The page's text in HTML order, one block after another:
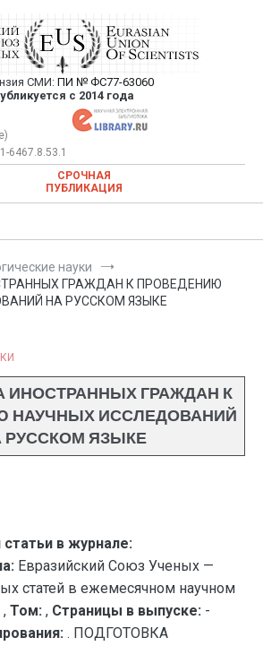
Союз Ученых —
научных статей в
научном журнале
СМИ: ПИ № ФС77-63060
с 2014 года
Ученых — публикация научных статей в
научном журнале
6467.8.53.1
СРОЧНАЯ
ПУБЛИКАЦИЯ
науки
ГРАЖДАН К ПРОВЕДЕНИЮ
НА РУССКОМ ЯЗЫКЕ
ИНОСТРАННЫХ ГРАЖДАН К
НАУЧНЫХ ИССЛЕДОВАНИЙ
РУССКОМ ЯЗЫКЕ
в журнале:
Евразийский Союз Ученых —
статей в ежемесячном научном
, Том: , Страницы в выпуске: -
. ПОДГОТОВКА